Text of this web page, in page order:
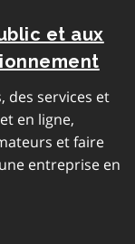
et aux
des services et
en ligne,
et faire
entreprise en